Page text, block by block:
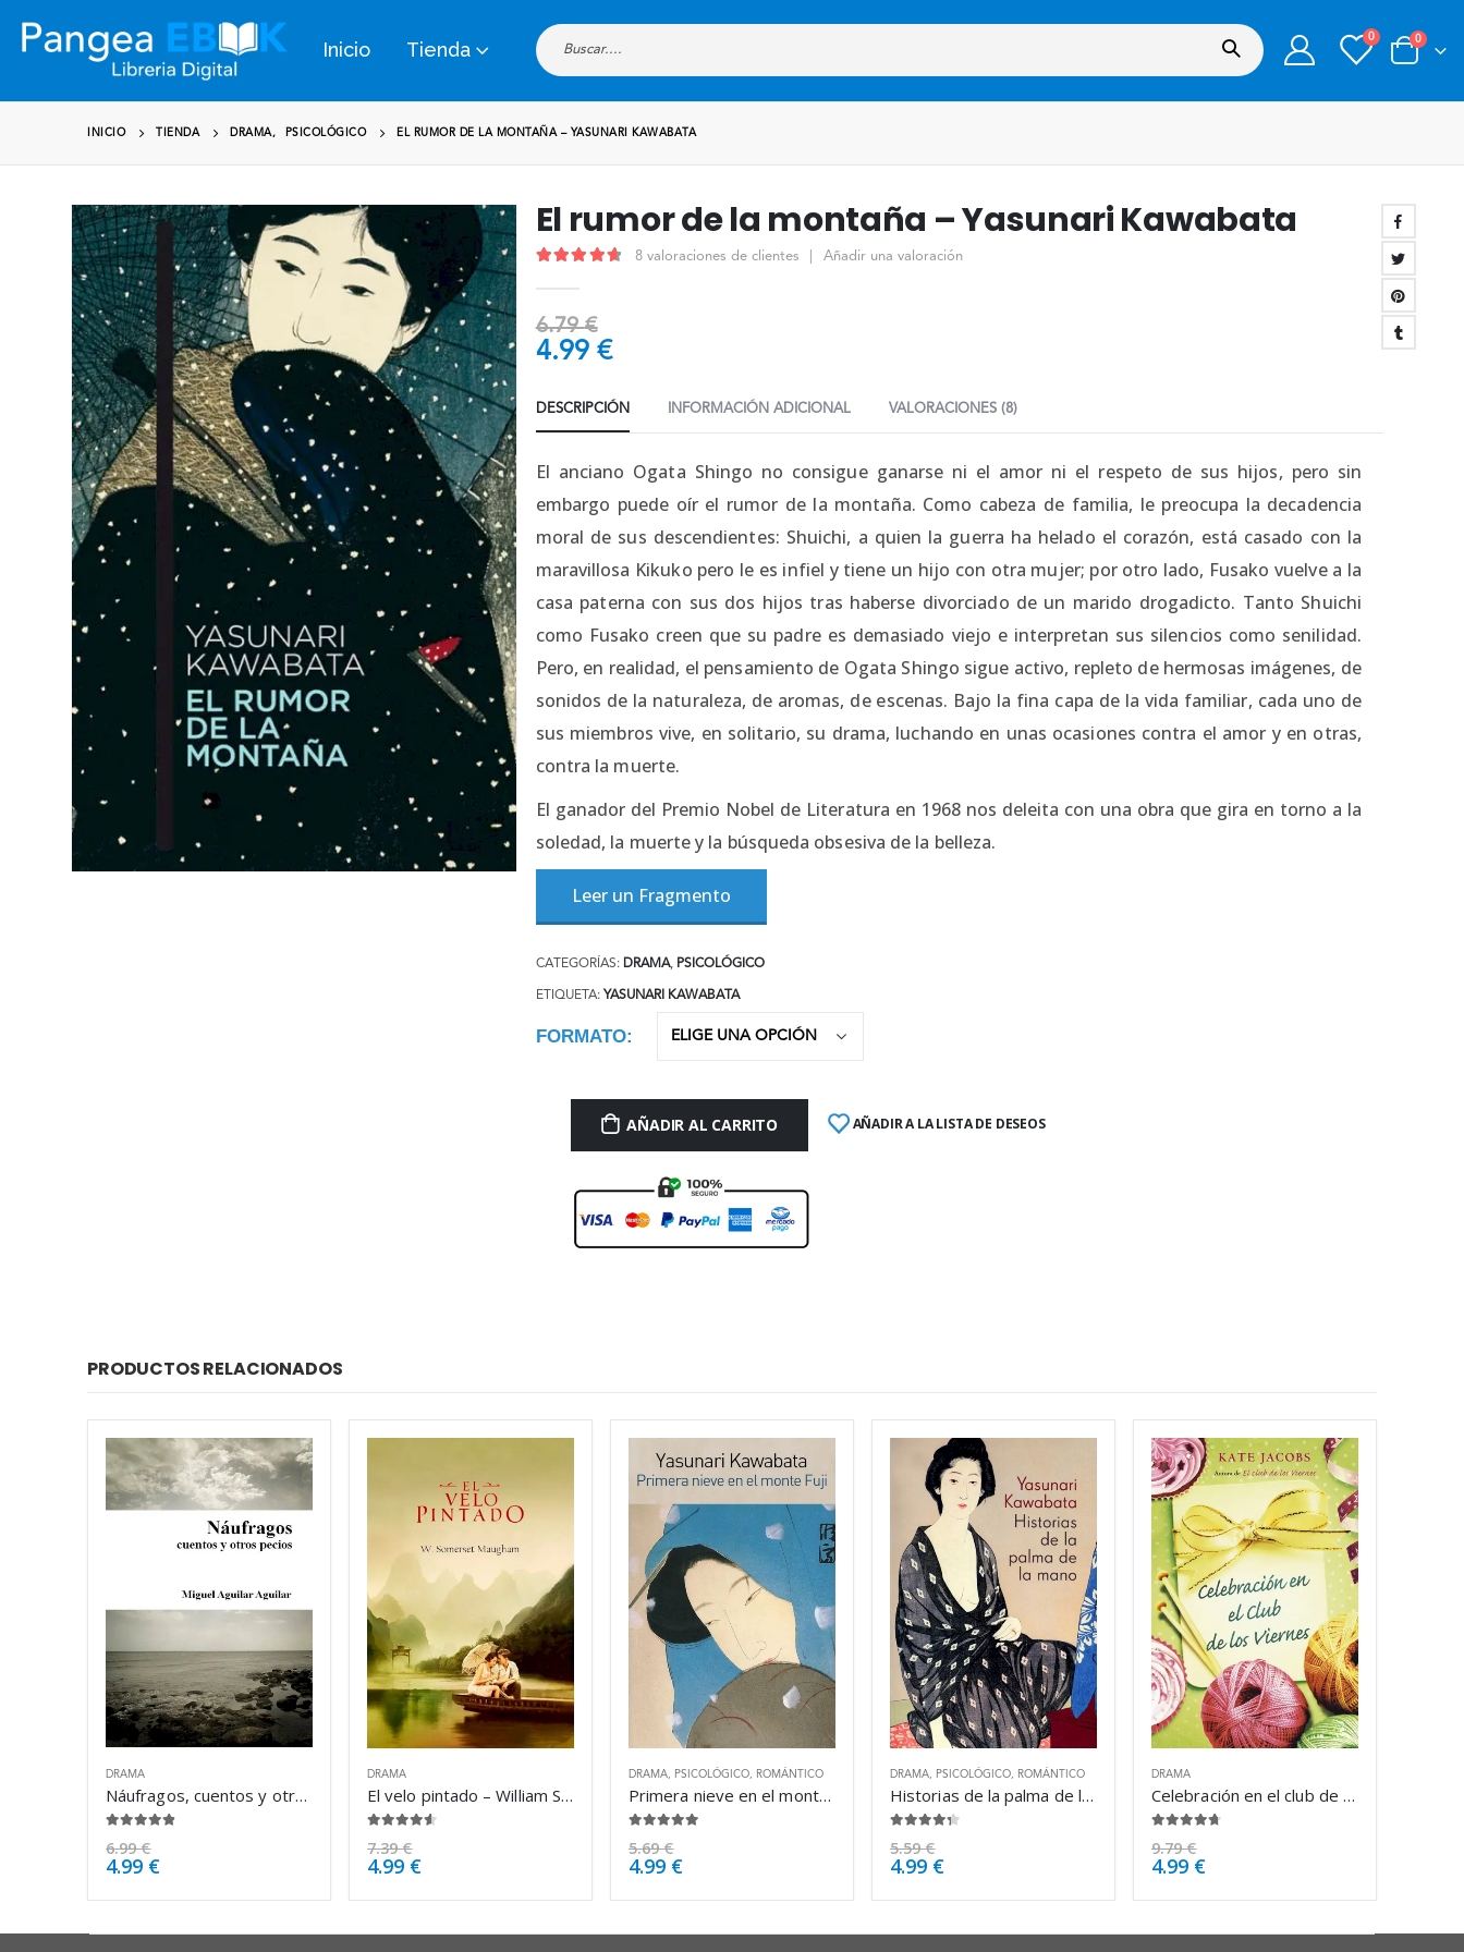
Inicio Tienda
0 0
INICIO TIENDA DRAMA , PSICOLÓGICO EL RUMOR DE LA MONTAÑA – YASUNARI KAWABATA
El rumor de la montaña – Yasunari Kawabata
8valoraciones de clientes Añadir una valoración
6.79€
4.99 €
DESCRIPCIÓN INFORMACIÓN ADICIONAL VALORACIONES (8)
El anciano Ogata Shingo no consigue ganarse ni el amor ni el respeto de sus hijos, pero sin
embargo puede oír el rumor de la montaña. Como cabeza de familia, le preocupa la decadencia
moral de sus descendientes: Shuichi, a quien la guerra ha helado el corazón, está casado con la
maravillosa Kikuko pero le es infiel y tiene un hijo con otra mujer; por otro lado, Fusako vuelve a la
casa paterna con sus dos hijos tras haberse divorciado de un marido drogadicto. Tanto Shuichi
como Fusako creen que su padre es demasiado viejo e interpretan sus silencios como senilidad.
Pero, en realidad, el pensamiento de Ogata Shingo sigue activo, repleto de hermosas imágenes, de
sonidos de la naturaleza, de aromas, de escenas. Bajo la fina capa de la vida familiar, cada uno de
sus miembros vive, en solitario, su drama, luchando en unas ocasiones contra el amor y en otras,
contra la muerte.
El ganador del Premio Nobel de Literatura en 1968 nos deleita con una obra que gira en torno a la
soledad, la muerte y la búsqueda obsesiva de la belleza.
Leer un Fragmento
CATEGORÍAS: DRAMA, PSICOLÓGICO
ETIQUETA: YASUNARI KAWABATA
FORMATO
AÑADIR AL CARRITO AÑADIR A LA LISTA DE DESEOS
PRODUCTOS RELACIONADOS
DRAMA
Náufragos, cuentos y otros pecios – Miguel Aguilar Aguilar
6.99€
4.99 €
DRAMA
El velo pintado – William Somerset Maugham
7.39€
4.99 €
DRAMA PSICOLÓGICO ROMÁNTICO
Primera nieve en el monte Fuji – Yasunari Kawabata
5.69€
4.99 €
DRAMA PSICOLÓGICO ROMÁNTICO
Historias de la palma de la mano – Yasunari Kawabata
5.59€
4.99 €
DRAMA
Celebración en el club de los viernes – Kate Jacobs
9.79€
4.99 €